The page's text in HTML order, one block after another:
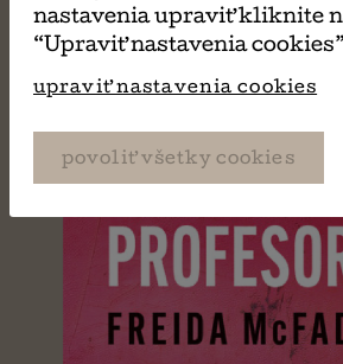
nastavenia upraviť kliknite
“Upraviť nastavenia
upraviť nastavenia cookies
povoliť všetky cookies